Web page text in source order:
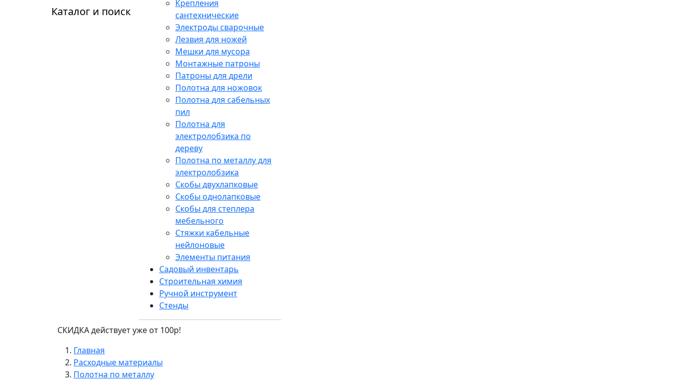
Каталог и поиск
Крепления
сантехнические
Электроды сварочные
Лезвия для ножей
Мешки для мусора
Монтажные патроны
Патроны для дрели
Полотна для ножовок
Полотна для сабельных
пил
Полотна для
электролобзика по
дереву
Полотна по металлу для
электролобзика
Скобы двухлапковые
Скобы однолапковые
Скобы для степлера
мебельного
Стяжки кабельные
нейлоновые
Элементы питания
Садовый инвентарь
Строительная химия
Ручной инструмент
Стенды
СКИДКА действует уже от 100р!
Главная
Расходные материалы
Полотна по металлу